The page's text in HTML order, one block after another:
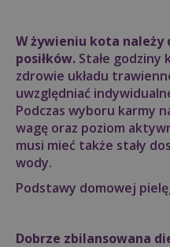
W żywieniu kota należy
posiłków. Stałe godziny
zdrowie układu
uwzględniać
Podczas wyboru karmy
wagę oraz poziom
musi mieć także stały
wody.
Podstawy domowej
Dobrze zbilansowana